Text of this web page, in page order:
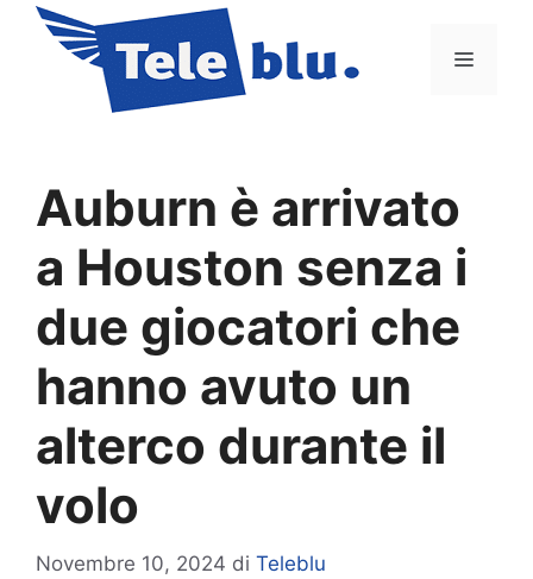
contenuto
Menu
Auburn è arrivato
a Houston senza i
due giocatori che
hanno avuto un
alterco durante il
volo
Novembre 10, 2024 di Teleblu